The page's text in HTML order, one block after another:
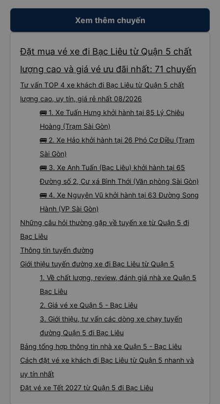
Xem thêm chuyến
Đặt mua vé xe đi Bạc Liêu từ Quận 5 chất
lượng cao và giá vé ưu đãi nhất: 71 chuyến
Tư vấn TOP 4 xe khách đi Bạc Liêu từ Quận 5 chất
lượng cao, uy tín, giá rẻ nhất 08/2026
🚌 1. Xe Tuấn Hưng khởi hành tại 85 Lý Chiêu
Hoàng (Trạm Sài Gòn)
🚌 2. Xe Hảo khởi hành tại 26 Phó Cơ Điều (Trạm
Sài Gòn)
🚌 3. Xe Anh Tuấn (Bạc Liêu) khởi hành tại 65
Đường số 2, Cư xá Bình Thới (Văn phòng Sài Gòn)
🚌 4. Xe Nguyên Vũ khởi hành tại 63 Đường Song
Hành (VP Sài Gòn)
Những câu hỏi thường gặp về tuyến xe từ Quận 5 đi
Bạc Liêu
Thông tin tuyến đường
Giới thiệu tuyến đường xe đi Bạc Liêu từ Quận 5
1. Về chất lượng, review, đánh giá nhà xe Quận 5
Bạc Liêu
2. Giá vé xe Quận 5 - Bạc Liêu
3. Giới thiệu, tư vấn các dòng xe chạy tuyến
đường Quận 5 đi Bạc Liêu
Bảng tổng hợp thông tin nhà xe Quận 5 - Bạc Liêu
Cách đặt vé xe khách đi Bạc Liêu từ Quận 5 nhanh và
uy tín nhất
Đặt vé xe Tết 2027 từ Quận 5 đi Bạc Liêu